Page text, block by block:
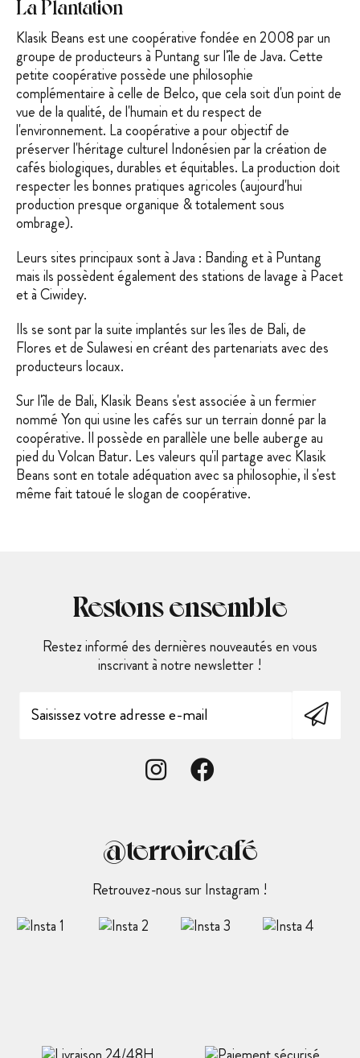
La Plantation
Klasik Beans est une coopérative fondée en 2008 par un
groupe de producteurs à Puntang sur l'île de Java. Cette
petite coopérative possède une philosophie
complémentaire à celle de Belco, que cela soit d'un point de
vue de la qualité, de l'humain et du respect de
l'environnement. La coopérative a pour objectif de
préserver l'héritage culturel Indonésien par la création de
cafés biologiques, durables et équitables. La production doit
respecter les bonnes pratiques agricoles (aujourd'hui
production presque organique & totalement sous
ombrage).
Leurs sites principaux sont à Java : Banding et à Puntang
mais ils possèdent également des stations de lavage à Pacet
et à Ciwidey.
Ils se sont par la suite implantés sur les îles de Bali, de
Flores et de Sulawesi en créant des partenariats avec des
producteurs locaux.
Sur l'île de Bali, Klasik Beans s'est associée à un fermier
nommé Yon qui usine les cafés sur un terrain donné par la
coopérative. Il possède en parallèle une belle auberge au
pied du Volcan Batur. Les valeurs qu'il partage avec Klasik
Beans sont en totale adéquation avec sa philosophie, il s'est
même fait tatoué le slogan de coopérative.
Restons ensemble
Restez informé des dernières nouveautés en vous
inscrivant à notre newsletter !
@terroircafé
Retrouvez-nous sur Instagram !